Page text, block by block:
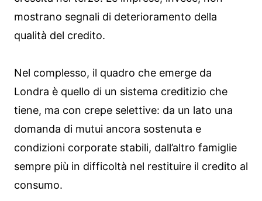
mostrano segnali di deterioramento della
qualità del credito.
Nel complesso, il quadro che emerge da
Londra è quello di un sistema creditizio che
tiene, ma con crepe selettive: da un lato una
domanda di mutui ancora sostenuta e
condizioni corporate stabili, dall’altro famiglie
sempre più in difficoltà nel restituire il credito al
consumo.